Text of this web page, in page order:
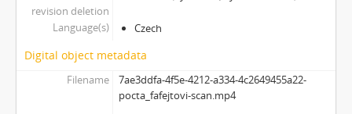
[Subseries] Studna
[Subseries] Polednice
[Subseries] 13. revír
[Subseries] Po stopách krve
[Subseries] Spejbl a Hurvínek
revision deletion
Language(s) Czech
Digital object metadata
Filename
7ae3ddfa-4f5e-4212-a334-4c2649455a22-
pocta_fafejtovi-scan.mp4